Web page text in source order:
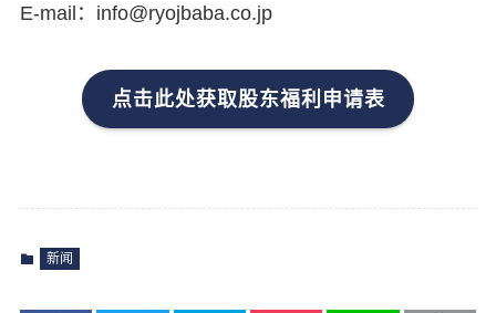
E-mail：info@ryojbaba.co.jp
点击此处获取股东福利申请表
新闻